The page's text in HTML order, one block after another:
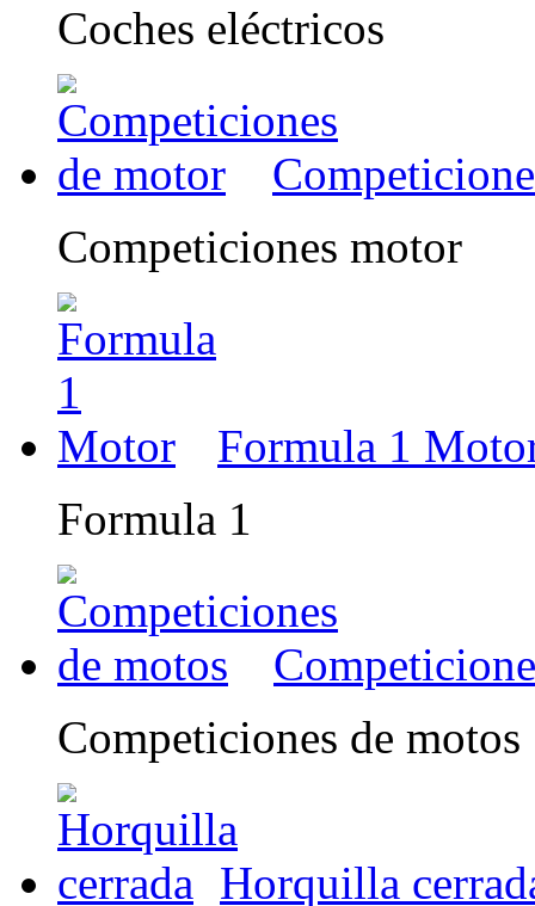
Coches eléctricos
Competiciones motor
Formula 1
Formula 1
Competiciones de motos
Horquilla